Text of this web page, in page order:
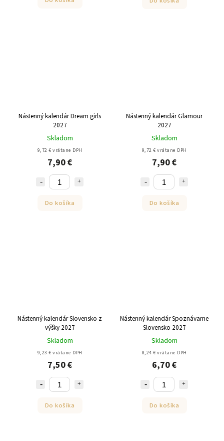
Nástenný kalendár Dream girls
2027
Skladom
9,72 € vrátane DPH
7,90 €
Do košíka
Nástenný kalendár Glamour
2027
Skladom
9,72 € vrátane DPH
7,90 €
Do košíka
Nástenný kalendár Slovensko z
výšky 2027
Skladom
9,23 € vrátane DPH
7,50 €
Do košíka
Nástenný kalendár Spoznávame
Slovensko 2027
Skladom
8,24 € vrátane DPH
6,70 €
Do košíka